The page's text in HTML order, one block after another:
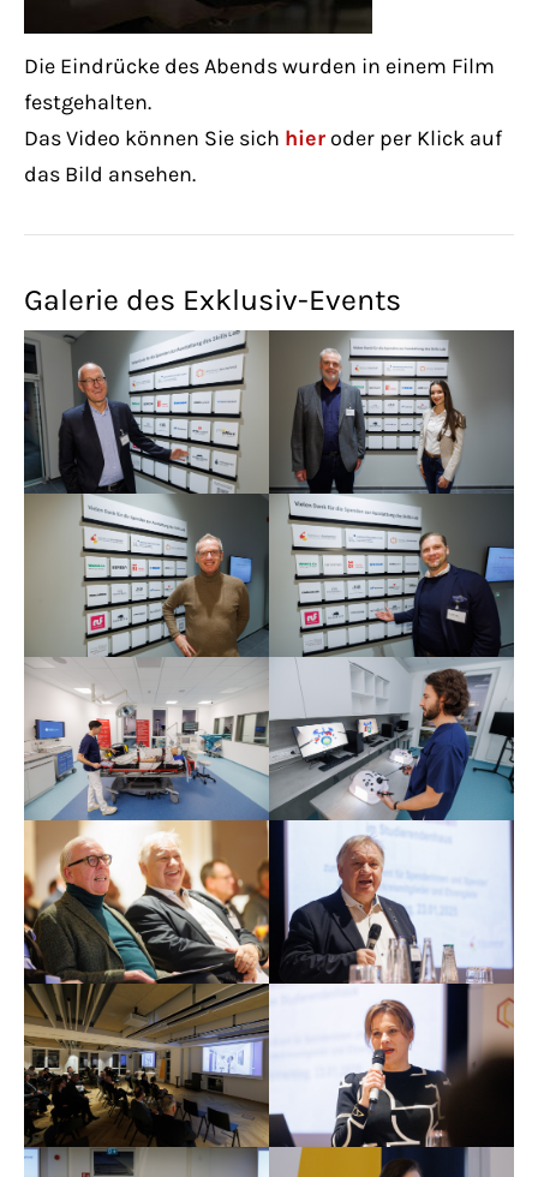
Die Eindrücke des Abends wurden in einem Film
festgehalten.
Das Video können Sie sich hier oder per Klick auf
das Bild ansehen.
Galerie des Exklusiv-Events